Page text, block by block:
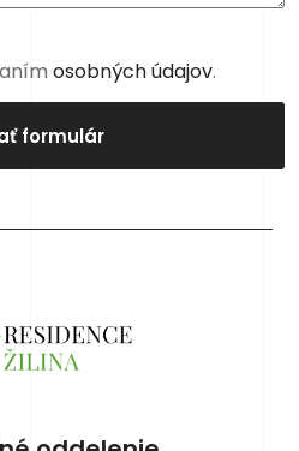
osobných údajov.
formulár